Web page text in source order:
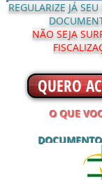
REGULARIZE JÁ
NÃO SEJA
O QUE
QUERO